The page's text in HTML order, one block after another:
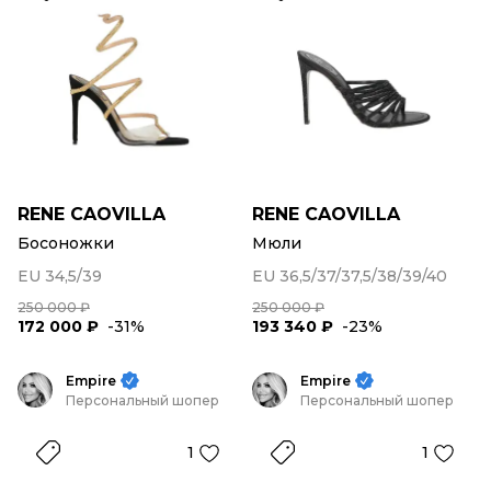
RENE CAOVILLA
Босоножки
EU 34,5/39
250 000 ₽
172 000 ₽ -31%
RENE CAOVILLA
Мюли
EU 36,5/37/37,5/38/39/40
250 000 ₽
193 340 ₽ -23%
Empire
Персональный шопер
1
Empire
Персональный шопер
1